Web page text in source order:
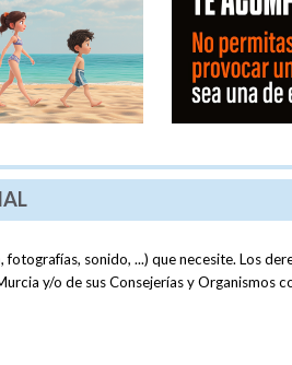
sonido, ...) que necesite. Los
y/o de sus Consejerías y Organismos